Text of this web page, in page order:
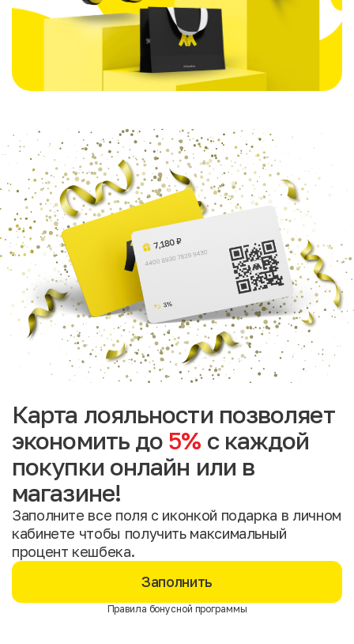
Карта лояльности позволяет
экономить до 5% с каждой
покупки онлайн или в
магазине!
Заполните все поля с иконкой подарка в личном
кабинете чтобы получить максимальный
процент кешбека.
Заполнить
Правила бонусной программы